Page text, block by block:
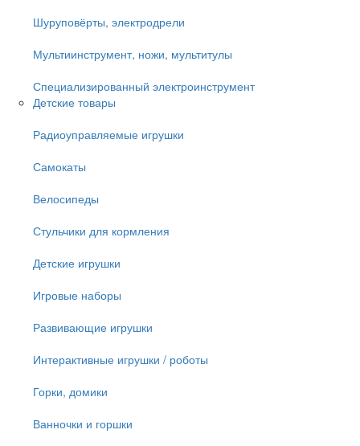
Шуруповёрты, электродрели
Мультиинструмент, ножи, мультитулы
Специализированный электроинструмент
Детские товары
Радиоуправляемые игрушки
Самокаты
Велосипеды
Стульчики для кормления
Детские игрушки
Игровые наборы
Развивающие игрушки
Интерактивные игрушки / роботы
Горки, домики
Ванночки и горшки